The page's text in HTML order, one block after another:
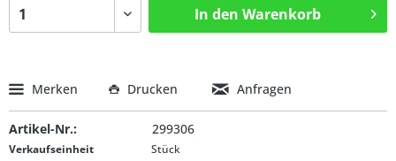
In den Warenkorb
Merken Drucken Anfragen
Artikel-Nr.: 299306
Verkaufseinheit Stück